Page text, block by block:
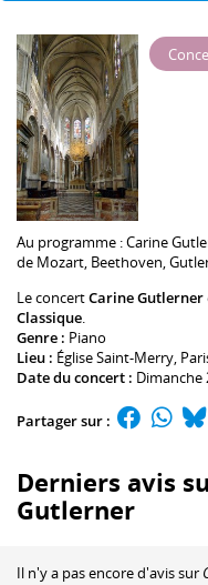
Au programme :Carine
de Mozart, Beethoven,
Le concertCarine Gutlerner
Classique.
Genre : Piano
Lieu : Église Saint-Merry,
Date du concert : Dimanche
Partager sur :
Derniers avis
Gutlerner
Il n'y a pas encore d'avis sur